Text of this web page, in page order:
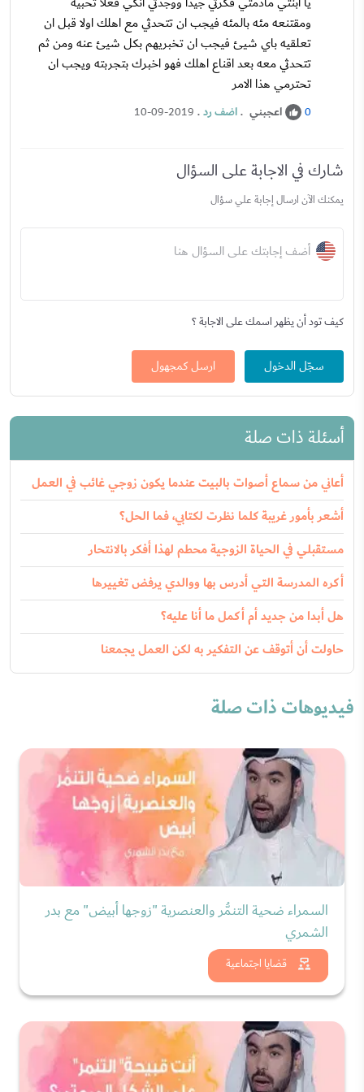
ومقتنعه مئه بالمئه فيجب ان تتحدثي مع اهلك اولا قبل ان
تعلقيه باي شيئ فيجب ان تخبريهم بكل شيئ عنه ومن ثم
تتحدثي معه بعد اقناع اهلك فهو اخبرك بتجربته ويجب ان
تحترمي هذا الامر
0 اعجبني .اضف رد.
10-09-2019
شارك في الاجابة على السؤال
يمكنك الآن ارسال إجابة علي سؤال
أضف إجابتك على السؤال هنا
كيف تود أن يظهر اسمك على الاجابة ؟
سجّل الدخول ارسل كمجهول
أسئلة ذات صلة
أعاني من سماع أصوات بالبيت عندما يكون زوجي غائب في العمل
أشعر بأمور غريبة كلما نظرت لكتابي، فما الحل؟
مستقبلي في الحياة الزوجية محطم لهذا أفكر بالانتحار
أكره المدرسة التي أدرس بها ووالدي يرفض تغييرها
هل أبدا من جديد أم أكمل ما أنا عليه؟
حاولت أن أتوقف عن التفكير به لكن العمل يجمعنا
فيديوهات ذات صلة
قضايا اجتماعية
السمراء ضحية التنمُّر والعنصرية "زوجها أبيض" مع بدر
الشمري
شاهد الان